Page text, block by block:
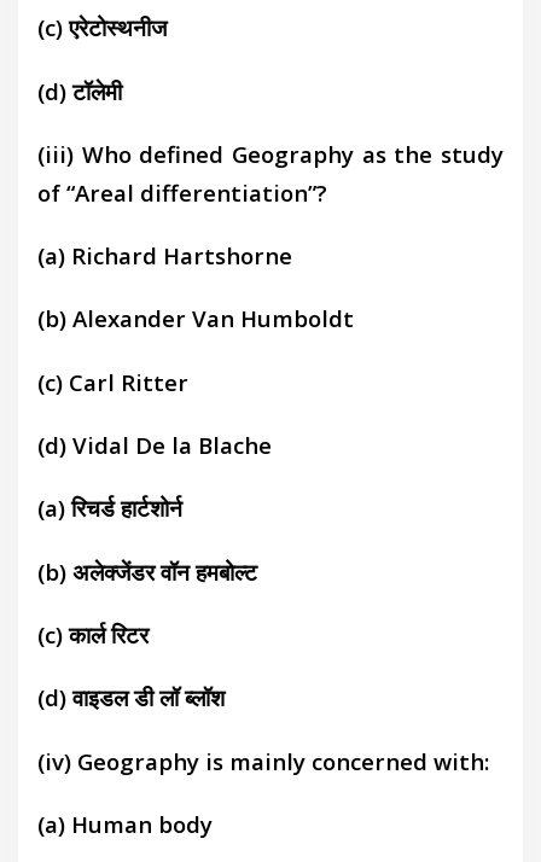
(c)एरेटोस्थनीज
(d)टॉलेमी
(iii) Who defined Geography as the study
of “Areal differentiation”?
(a) Richard Hartshorne
(b)Alexander Van Humboldt
(c) Carl Ritter
(d)Vidal De la Blache
(a)रिचर्ड हार्टशोर्न
(b)अलेक्जेंडर वॉन हमबोल्ट
(c)कार्ल रिटर
(d)वाइडल डी लॉ ब्लॉश
(iv) Geography is mainly concerned with:
(a) Human body